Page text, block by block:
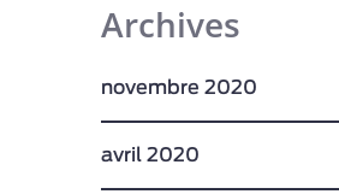
Archives
novembre 2020
avril 2020